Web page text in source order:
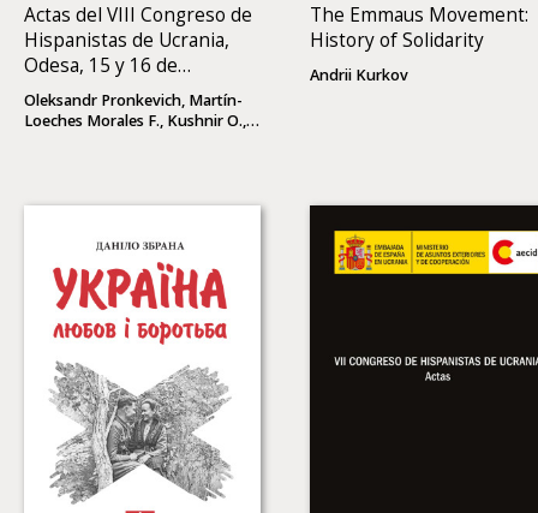
Actas del VIII Congreso de
Hispanistas de Ucrania,
Odesa, 15 y 16 de
septiembre de 2017
Oleksandr Pronkevich, Martín-
Loeches Morales F., Kushnir O.,
The Emmaus Movement:
History of Solidarity
Andrii Kurkov